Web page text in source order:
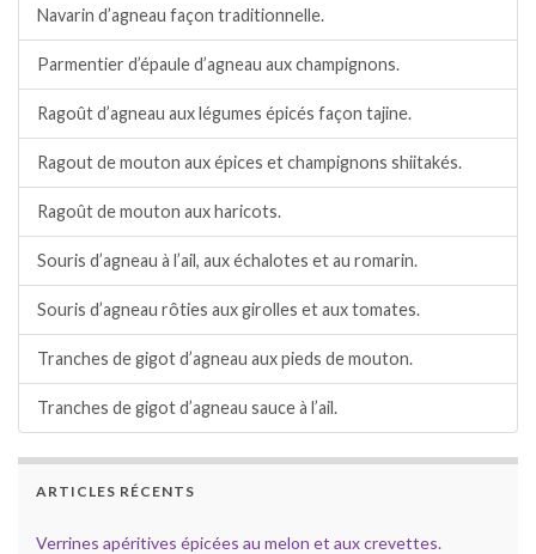
Navarin d’agneau façon traditionnelle.
Parmentier d’épaule d’agneau aux champignons.
Ragoût d’agneau aux légumes épicés façon tajine.
Ragout de mouton aux épices et champignons shiitakés.
Ragoût de mouton aux haricots.
Souris d’agneau à l’ail, aux échalotes et au romarin.
Souris d’agneau rôties aux girolles et aux tomates.
Tranches de gigot d’agneau aux pieds de mouton.
Tranches de gigot d’agneau sauce à l’ail.
ARTICLES RÉCENTS
Verrines apéritives épicées au melon et aux crevettes.